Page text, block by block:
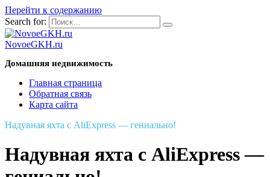
Перейти к содержанию
Search for:
NovoeGKH.ru
Домашняя недвижимость
Главная страница
Обратная связь
Карта сайта
Надувная яхта с AliExpress — гениально!
Надувная яхта с AliExpress —